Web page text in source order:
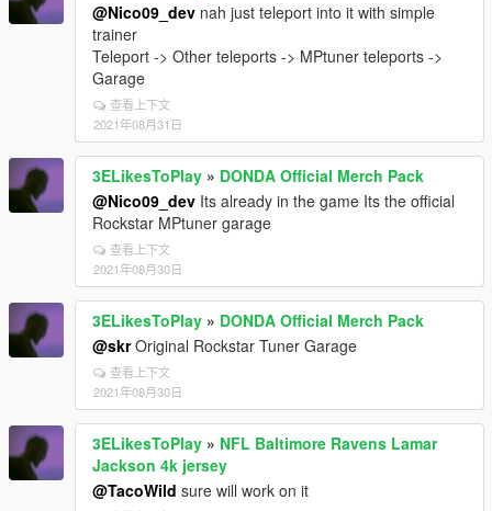
@Nico09_dev nah just teleport into it with simple
trainer
Teleport -> Other teleports -> MPtuner teleports ->
Garage
查看上下文
2021年08月31日
3ELikesToPlay » DONDA Official Merch Pack
@Nico09_dev Its already in the game Its the official
Rockstar MPtuner garage
查看上下文
2021年08月30日
3ELikesToPlay » DONDA Official Merch Pack
@skrOriginal Rockstar Tuner Garage
查看上下文
2021年08月30日
3ELikesToPlay » NFL Baltimore Ravens Lamar
Jackson 4k jersey
@TacoWild sure will work on it